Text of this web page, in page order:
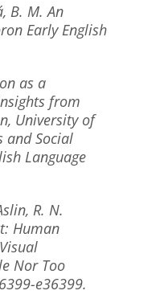
B. M. An
Early English
as a
from
University of
and Social
Language
R. N.
Human
Nor Too
e36399.